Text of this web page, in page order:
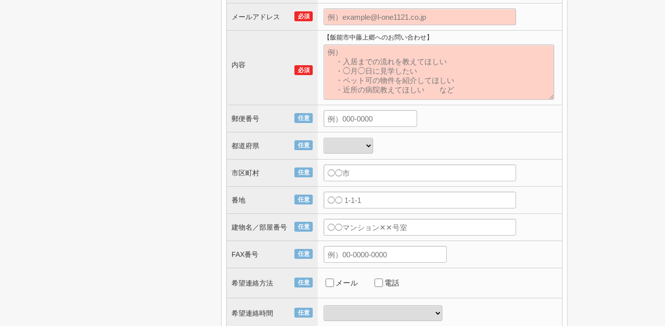
必須
メールアドレス
必須
内容
【飯能市中藤上郷へのお問い合わせ】
任意
郵便番号
任意
都道府県
任意
市区町村
任意
番地
任意
建物名／部屋番号
任意
FAX番号
任意
希望連絡方法 メール 電話
任意
希望連絡時間